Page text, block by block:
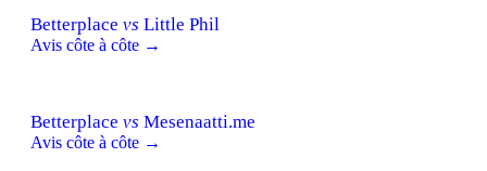
Betterplace vs Little Phil
Avis côte à côte →
Betterplace vs Mesenaatti.me
Avis côte à côte →